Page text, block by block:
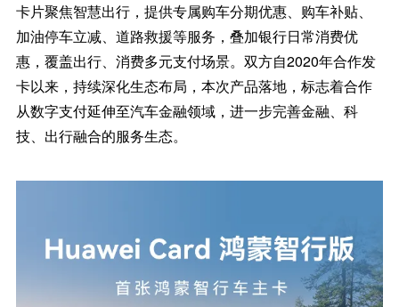
卡片聚焦智慧出行，提供专属购车分期优惠、购车补贴、
加油停车立减、道路救援等服务，叠加银行日常消费优
惠，覆盖出行、消费多元支付场景。双方自2020年合作发
卡以来，持续深化生态布局，本次产品落地，标志着合作
从数字支付延伸至汽车金融领域，进一步完善金融、科
技、出行融合的服务生态。